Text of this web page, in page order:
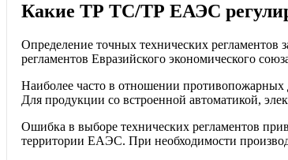
Какие ТР ТС/ТР ЕАЭС
Определение точных технических регламентов
регламентов Евразийского экономического
Наиболее часто в отношении противопожарных
Для продукции со встроенной автоматикой,
Ошибка в выборе технических регламентов
территории ЕАЭС. При необходимости